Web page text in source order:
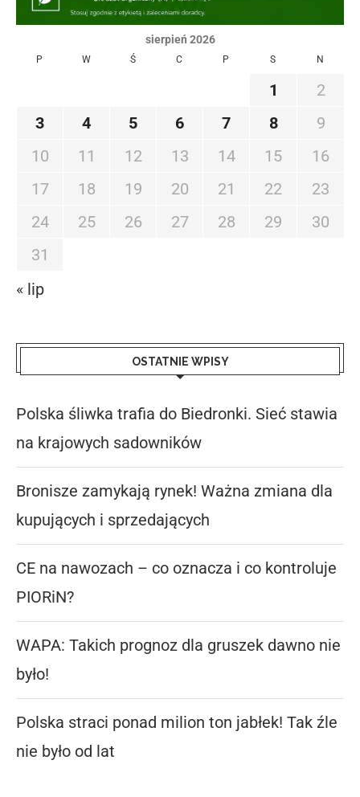
sierpień 2026
P W Ś C P S N
1
2
3
4 5 6 7 8
9
10
11 12 13 14 15
16
17
18 19 20 21 22
23
24
25 26 27 28 29
30
31
« lip
OSTATNIE WPISY
Polska śliwka trafia do Biedronki. Sieć stawia
na krajowych sadowników
Bronisze zamykają rynek! Ważna zmiana dla
kupujących i sprzedających
CE na nawozach – co oznacza i co kontroluje
PIORiN?
WAPA: Takich prognoz dla gruszek dawno nie
było!
Polska straci ponad milion ton jabłek! Tak źle
nie było od lat